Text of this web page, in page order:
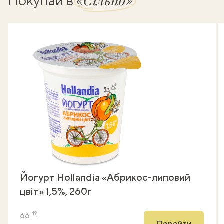
Йогурт Hollandia «Абрикос-липовий
цвіт» 1,5%, 260г
6649